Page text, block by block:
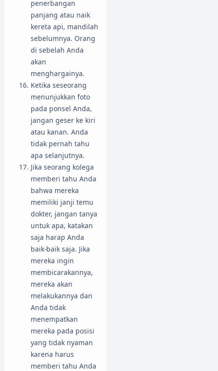
penerbangan
panjang atau naik
kereta api, mandilah
sebelumnya. Orang
di sebelah Anda
akan
menghargainya.
Ketika seseorang
menunjukkan foto
pada ponsel Anda,
jangan geser ke kiri
atau kanan. Anda
tidak pernah tahu
apa selanjutnya.
Jika seorang kolega
memberi tahu Anda
bahwa mereka
memiliki janji temu
dokter, jangan tanya
untuk apa, katakan
saja harap Anda
baik-baik saja. Jika
mereka ingin
membicarakannya,
mereka akan
melakukannya dan
Anda tidak
menempatkan
mereka pada posisi
yang tidak nyaman
karena harus
memberi tahu Anda